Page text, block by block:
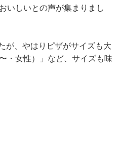
いしいとの声が集まりまし
が、やはりピザがサイズも大
・女性）」など、サイズも味